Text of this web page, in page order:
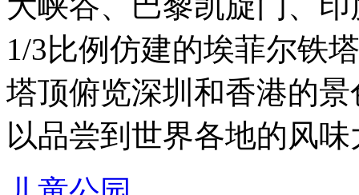
1/3比例仿建的埃菲尔铁
塔顶俯览深圳和香港的
以品尝到世界各地的风